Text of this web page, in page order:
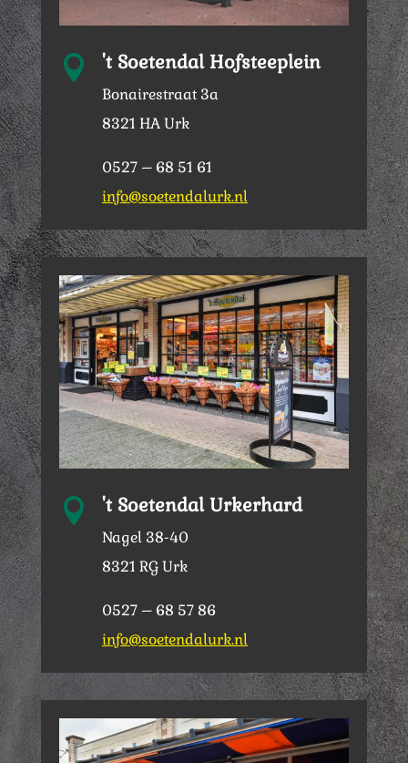
 't Soetendal Hofsteeplein
Bonairestraat 3a
8321 HA Urk
0527 – 68 51 61
info@soetendalurk.nl
 't Soetendal Urkerhard
Nagel 38-40
8321 RG Urk
0527 – 68 57 86
info@soetendalurk.nl